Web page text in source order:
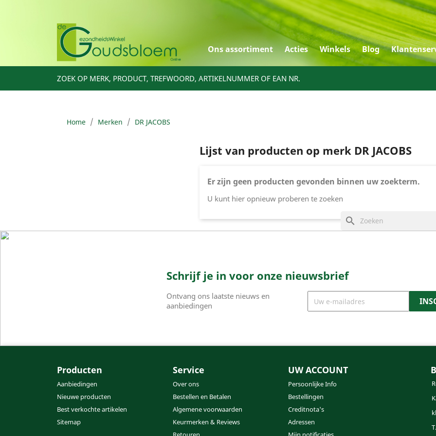
Ons assortiment Acties Winkels Blog
ZOEK OP MERK, PRODUCT, TREFWOORD, ARTIKELNUMMER OF EAN NR.
Home Merken DR JACOBS
Lijst van producten op merk DR JACOBS
Er zijn geen producten gevonden binnen uw zoekterm.
U kunt hier opnieuw proberen te zoeken
search
Schrijf je in voor onze nieuwsbrief
Ontvang ons laatste nieuws en
aanbiedingen
Producten
Aanbiedingen
Nieuwe producten
Best verkochte artikelen
Sitemap
Service
Over ons
Bestellen en Betalen
Algemene voorwaarden
Keurmerken & Reviews
UW ACCOUNT
Persoonlijke Info
Bestellingen
Creditnota's
Adressen